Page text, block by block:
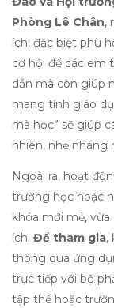
Phòng Lê Chân,
ích, đặc biệt phù
cơ hội để các em
dẫn mà còn giúp
mang tính giáo
mà học” sẽ giúp
nhiên, nhẹ nhàng
Ngoài ra, hoạt
trường học hoặc
khóa mới mẻ,
ích. Để tham gia,
thông qua ứng
trực tiếp với bộ
tập thể hoặc